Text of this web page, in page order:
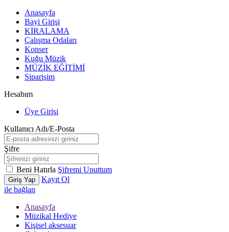
Anasayfa
Bayi Girişi
KİRALAMA
Çalışma Odaları
Konser
Kuğu Müzik
MÜZİK EĞİTİMİ
Siparişim
Hesabım
Üye Girişi
Kullanıcı Adı/E-Posta
Şifre
Beni Hatırla Şifremi Unuttum
Giriş Yap
Kayıt Ol
ile bağlan
Anasayfa
Müzikal Hediye
Kişisel aksesuar